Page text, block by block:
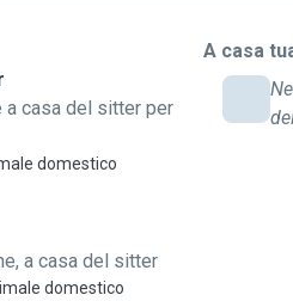
a casa del sitter per
domestico
a casa del sitter
domestico
A casa